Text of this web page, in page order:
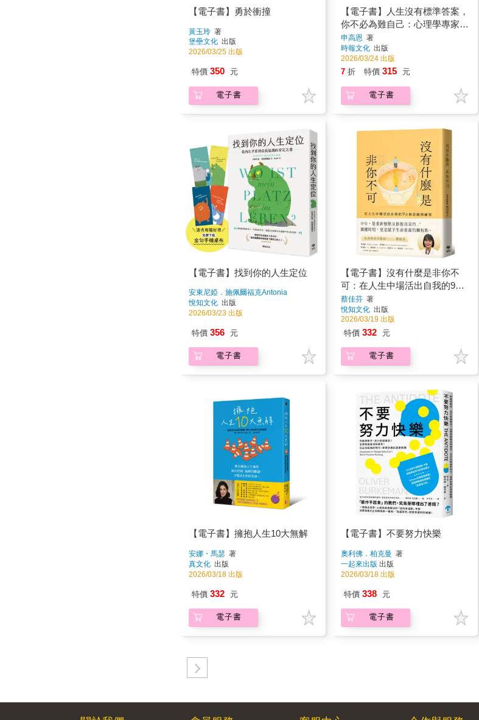
【電子書】勇於衝撞
黃玉玲著
堡壘文化 出版
2026/03/25 出版
特價 350 元
電子書
【電子書】人生沒有標準答案，
你不必為難自己：心理學專家陪
你擺脫內耗，活出真實
申高恩 著
時報文化 出版
2026/03/24 出版
7 折 特價 315 元
電子書
【電子書】找到你的人生定位
安東尼婭．施佩爾福克Antonia
Speerforck著
悅知文化 出版
2026/03/23 出版
特價 356 元
電子書
【電子書】沒有什麼是非你不
可：在人生中場活出自我的90
個思維與練習
蔡佳芬 著
悅知文化 出版
2026/03/19 出版
特價 332 元
電子書
【電子書】擁抱人生10大無解
安娜・馬瑟著
真文化 出版
2026/03/18 出版
特價 332 元
電子書
【電子書】不要努力快樂
奧利佛．柏克曼 著
一起來出版 出版
2026/03/18 出版
特價 338 元
電子書